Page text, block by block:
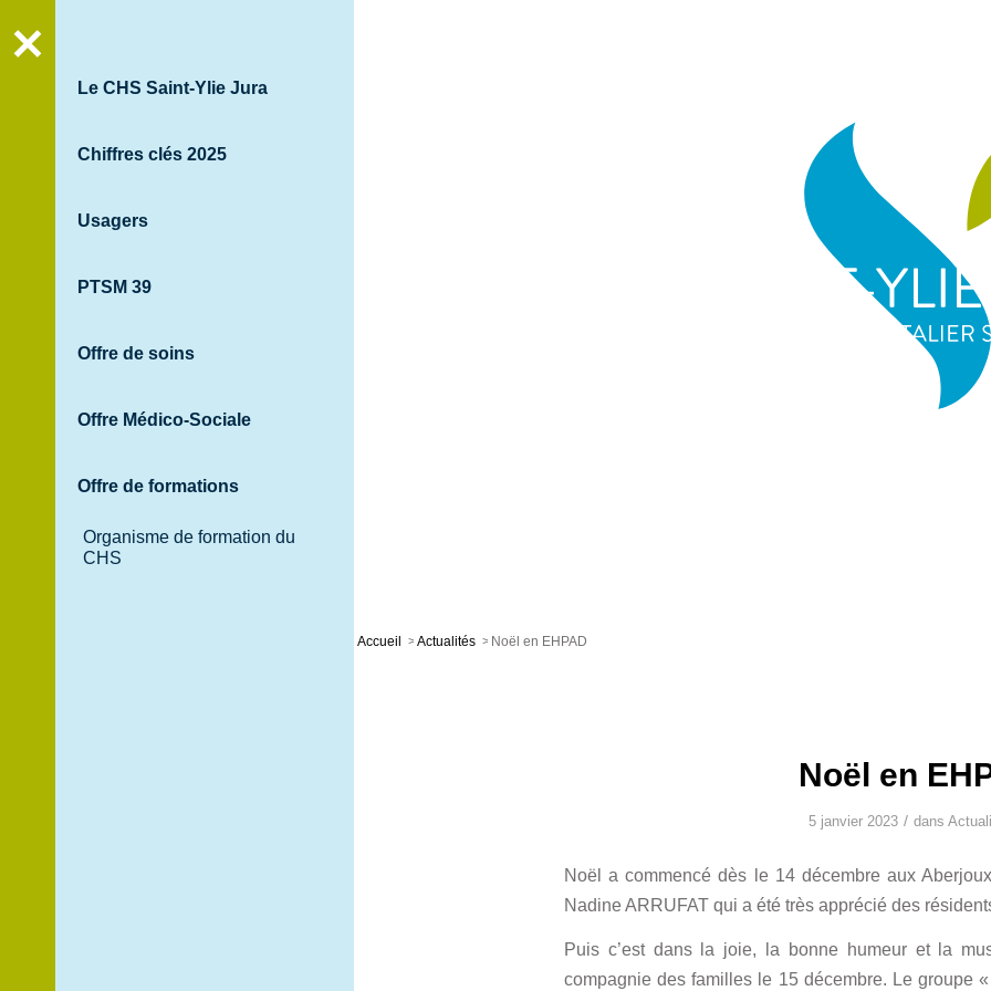
Le CHS Saint-Ylie Jura
Chiffres clés 2025
Usagers
PTSM 39
Offre de soins
Offre Médico-Sociale
Offre de formations
Organisme de formation du
CHS
Accueil > Actualités > Noël en EHPAD
Noël en
5 janvier 2023 / dans
Noël a commencé dès le 14 décembre aux
Nadine ARRUFAT qui a été très apprécié des
Puis c’est dans la joie, la bonne humeur et la
compagnie des familles le 15 décembre. Le groupe